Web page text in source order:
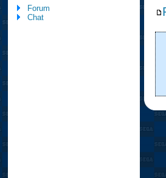
Forum
Chat